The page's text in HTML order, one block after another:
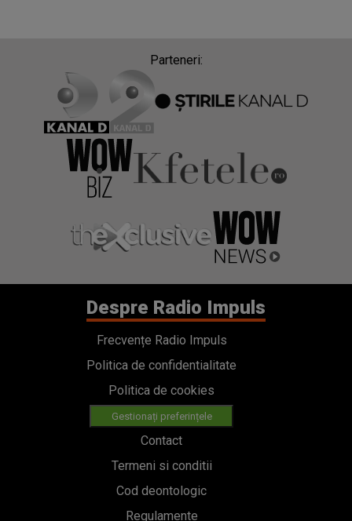
Parteneri:
Despre Radio Impuls
Frecvențe Radio Impuls
Politica de confidentialitate
Politica de cookies
Gestionați preferințele
Contact
Termeni si conditii
Cod deontologic
Regulamente